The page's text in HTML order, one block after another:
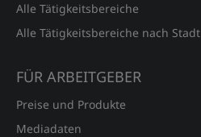
Alle Tätigkeitsbereiche
Alle Tätigkeitsbereiche nach Stadt
FÜR ARBEITGEBER
Preise und Produkte
Mediadaten